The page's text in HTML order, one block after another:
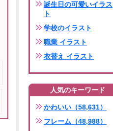
誕生日の可愛いイラス
ト
学校のイラスト
職業 イラスト
衣替え イラスト
人気のキーワード
かわいい（58,631）
フレーム（48,988）